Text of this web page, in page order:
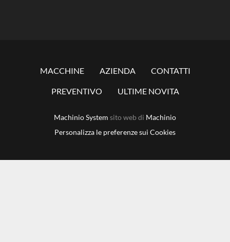
Personalizza le preferenze sui Cookies
Machinio System sito web di Machinio
MACCHINE AZIENDA CONTATTI
PREVENTIVO ULTIME NOVITA